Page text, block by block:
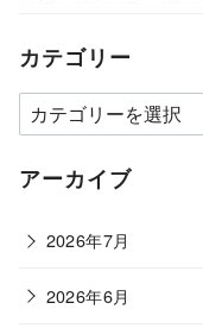
カテゴリー
カ
テ
ゴ
ー
アーカイブ
2026年7月
2026年6月